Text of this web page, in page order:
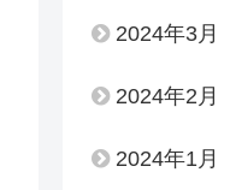
2024年3月
2024年2月
2024年1月